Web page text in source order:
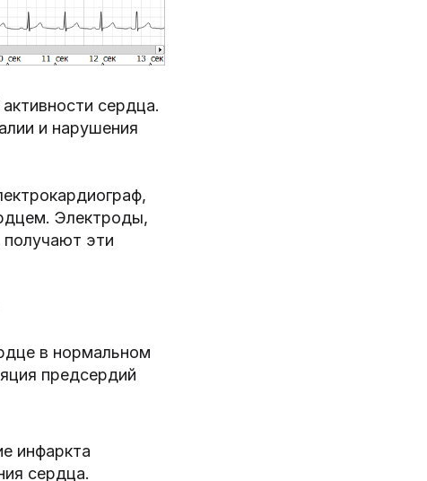
сердца.
и нарушения
Электроды,
получают эти
в нормальном
предсердий
инфаркта
сердца.